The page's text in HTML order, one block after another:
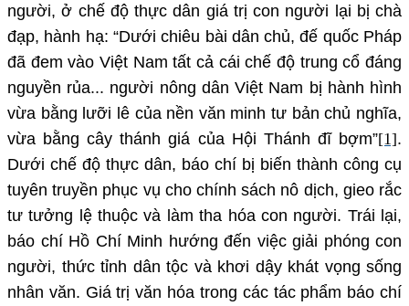
người, ở chế độ thực dân giá trị con người lại bị chà
đạp, hành hạ: “Dưới chiêu bài dân chủ, đế quốc Pháp
đã đem vào Việt Nam tất cả cái chế độ trung cổ đáng
nguyền rủa... người nông dân Việt Nam bị hành hình
vừa bằng lưỡi lê của nền văn minh tư bản chủ nghĩa,
vừa bằng cây thánh giá của Hội Thánh đĩ bợm”[1].
Dưới chế độ thực dân, báo chí bị biến thành công cụ
tuyên truyền phục vụ cho chính sách nô dịch, gieo rắc
tư tưởng lệ thuộc và làm tha hóa con người. Trái lại,
báo chí Hồ Chí Minh hướng đến việc giải phóng con
người, thức tỉnh dân tộc và khơi dậy khát vọng sống
nhân văn. Giá trị văn hóa trong các tác phẩm báo chí